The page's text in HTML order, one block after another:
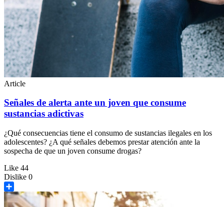
Article
Señales de alerta ante un joven que consume
sustancias adictivas
¿Qué consecuencias tiene el consumo de sustancias ilegales en los
adolescentes? ¿A qué señales debemos prestar atención ante la
sospecha de que un joven consume drogas?
Like 44
Dislike 0
Share